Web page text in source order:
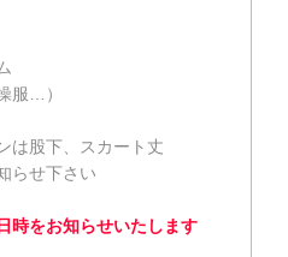
服…）
は股下、スカート丈
らせ下さい
時をお知らせいたします